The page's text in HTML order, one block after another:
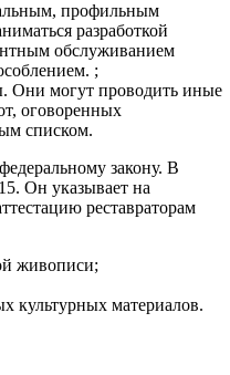
профильным
разработкой
обслуживанием
;
Они могут проводить иные
оговоренных
списком.
закону. В
Он указывает на
реставраторам
живописи;
культурных материалов.